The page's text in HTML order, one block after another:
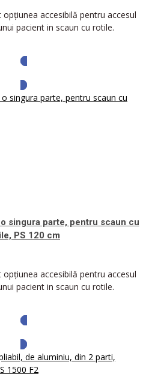
accesibilă pentru accesul
pacient in scaun cu rotile.
singura parte, pentru scaun cu
PS 120 cm
accesibilă pentru accesul
pacient in scaun cu rotile.